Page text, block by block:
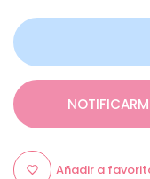
Añadir a